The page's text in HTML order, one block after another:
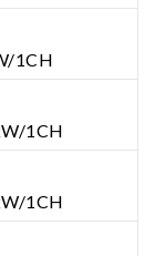
1CH
1CH
1CH